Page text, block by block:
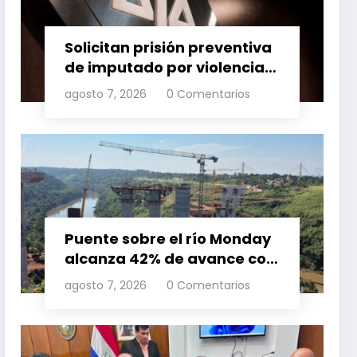
Solicitan prisión preventiva
de imputado por violencia
familia
agosto 7, 2026 0 Comentarios
Puente sobre el río Monday
alcanza 42% de avance con
trabajos continuos
agosto 7, 2026 0 Comentarios